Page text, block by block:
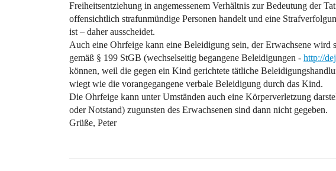
Freiheitsentziehung in angemessenem Verhältnis zur Bedeutung der
offensichtlich strafunmündige Personen handelt und eine
ist – daher ausscheidet.
Auch eine Ohrfeige kann eine Beleidigung sein, der Erwachsene wird
gemäß § 199 StGB (wechselseitig begangene Beleidigungen - http://
können, weil die gegen ein Kind gerichtete tätliche
wiegt wie die vorangegangene verbale Beleidigung durch das Kind.
Die Ohrfeige kann unter Umständen auch eine Körperverletzung
oder Notstand) zugunsten des Erwachsenen sind dann nicht gegeben.
Grüße, Peter